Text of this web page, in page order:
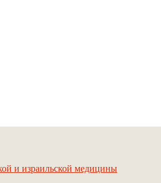
и израильской медицины